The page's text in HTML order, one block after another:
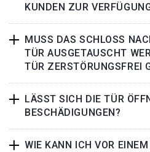
KUNDEN ZUR
MUSS DAS SCHLOSS
TÜR AUSGETAUSCHT
TÜR ZERSTÖRUNGSFREI
LÄSST SICH DIE TÜR
BESCHÄDIGUNGEN?
WIE KANN ICH VOR